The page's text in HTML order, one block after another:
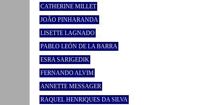
CATHERINE MILLET
JOÃO PINHARANDA
LISETTE LAGNADO
PABLO LEÓN DE LA BARRA
ESRA SARIGEDIK
FERNANDO ALVIM
ANNETTE MESSAGER
RAQUEL HENRIQUES DA SILVA